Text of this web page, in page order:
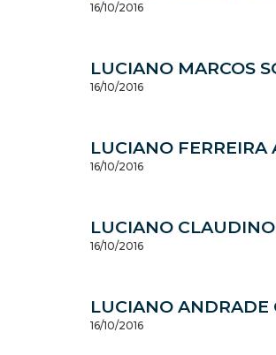
16/10/2016
LUCIANO MARCOS
16/10/2016
LUCIANO FERREIRA
16/10/2016
LUCIANO
16/10/2016
LUCIANO ANDRADE
16/10/2016